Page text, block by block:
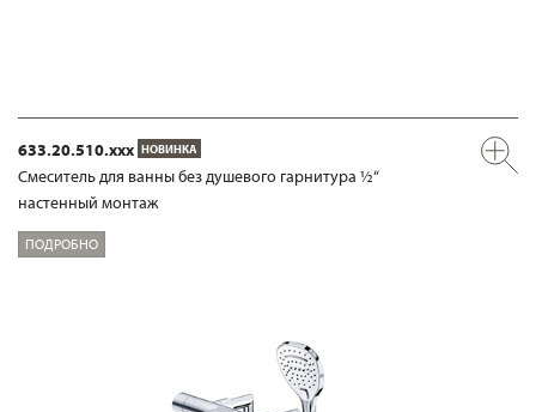
633.20.510.xxx НОВИНКА
Смеситель для ванны без душевого гарнитура ½“
настенный монтаж
ПОДРОБНО